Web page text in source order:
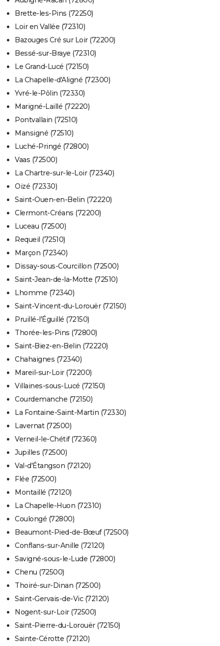
Brette-les-Pins (72250)
Loir en Vallée (72310)
Bazouges Cré sur Loir (72200)
Bessé-sur-Braye (72310)
Le Grand-Lucé (72150)
La Chapelle-d'Aligné (72300)
Yvré-le-Pôlin (72330)
Marigné-Laillé (72220)
Pontvallain (72510)
Mansigné (72510)
Luché-Pringé (72800)
Vaas (72500)
La Chartre-sur-le-Loir (72340)
Oizé (72330)
Saint-Ouen-en-Belin (72220)
Clermont-Créans (72200)
Luceau (72500)
Requeil (72510)
Marçon (72340)
Dissay-sous-Courcillon (72500)
Saint-Jean-de-la-Motte (72510)
Lhomme (72340)
Saint-Vincent-du-Lorouër (72150)
Pruillé-l'Éguillé (72150)
Thorée-les-Pins (72800)
Saint-Biez-en-Belin (72220)
Chahaignes (72340)
Mareil-sur-Loir (72200)
Villaines-sous-Lucé (72150)
Courdemanche (72150)
La Fontaine-Saint-Martin (72330)
Lavernat (72500)
Verneil-le-Chétif (72360)
Jupilles (72500)
Val-d'Étangson (72120)
Flée (72500)
Montaillé (72120)
La Chapelle-Huon (72310)
Coulongé (72800)
Beaumont-Pied-de-Bœuf (72500)
Conflans-sur-Anille (72120)
Savigné-sous-le-Lude (72800)
Chenu (72500)
Thoiré-sur-Dinan (72500)
Saint-Gervais-de-Vic (72120)
Nogent-sur-Loir (72500)
Saint-Pierre-du-Lorouër (72150)
Sainte-Cérotte (72120)